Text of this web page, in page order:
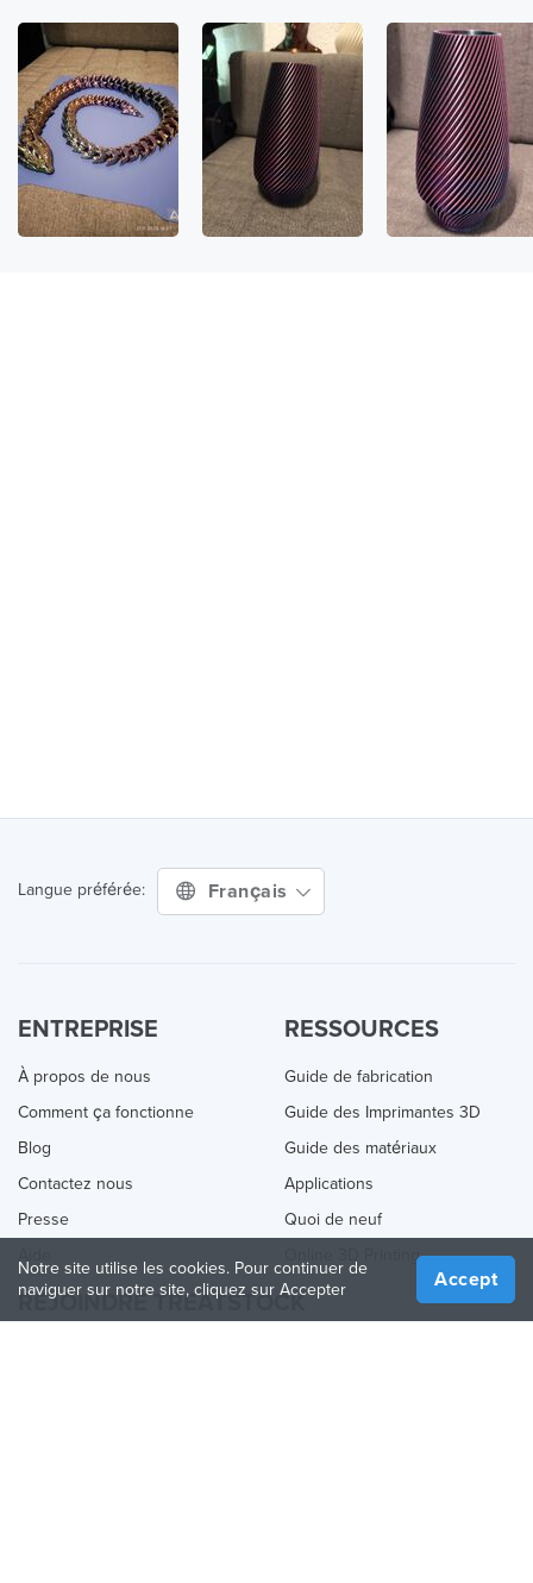
Langue préférée: Français
ENTREPRISE
À propos de nous
Comment ça fonctionne
Blog
Contactez nous
Presse
RESSOURCES
Guide de fabrication
Guide des Imprimantes 3D
Guide des matériaux
Applications
Quoi de neuf
Online 3D Printing
REJOINDRE TREATSTOCK
Notre site utilise les cookies. Pour continuer de
naviguer sur notre site, cliquez sur Accepter
Accept